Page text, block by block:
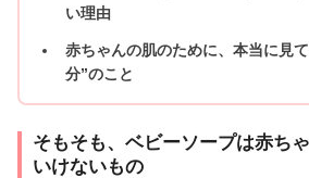
い理由
赤ちゃんの肌のために、本当に見
分”のこと
そもそも、ベビーソープは赤ち
いけないもの